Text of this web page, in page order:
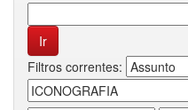
Filtros correntes: